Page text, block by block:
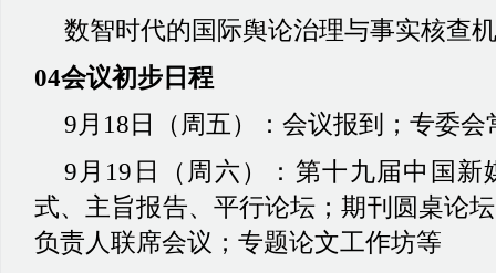
数智时代的国际舆论治理与事实核查
04会议初步日程
9月18日
（ 周五）： 会议报到 ； 专委会
9月19日
（ 周六 ）： 第十九届中国新
式、主旨报告、平行论坛 ；期刊圆桌论坛
负责人联席会议 ； 专题论文工作坊等